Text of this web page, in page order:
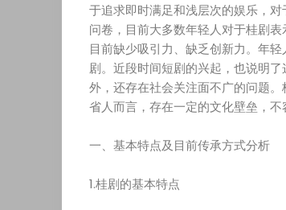
于追求即时满足和浅层次的娱乐，
问卷，目前大多数年轻人对于桂剧
目前缺少吸引力、缺乏创新力。年
剧。近段时间短剧的兴起，也说明
外，还存在社会关注面不广的问题
省人而言，存在一定的文化壁垒，不
一、基本特点及目前传承方式分析
1.桂剧的基本特点